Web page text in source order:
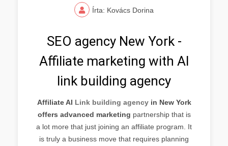
Írta: Kovács Dorina
SEO agency New York -
Affiliate marketing with AI
link building agency
Affiliate AI Link building agencyin New York
offers advanced marketing partnership that is
a lot more that just joining an affiliate program. It
is truly a business move that requires planning